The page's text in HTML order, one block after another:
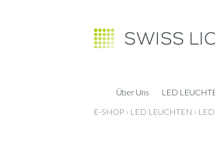
Über Uns LED
E-SHOP › LED LEUCHTEN ›